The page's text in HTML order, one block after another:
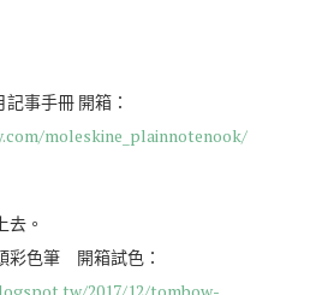
事手冊 開箱：
moleskine_plainnotenook/
去。
彩色筆 開箱試色：